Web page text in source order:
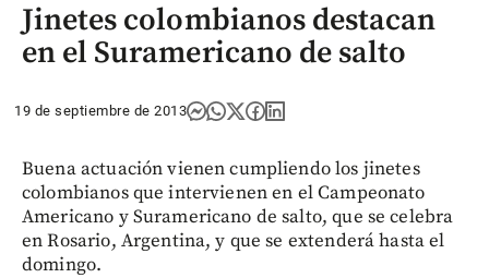
Jinetes colombianos destacan
en el Suramericano de salto
19 de septiembre de 2013
Buena actuación vienen cumpliendo los jinetes
colombianos que intervienen en el Campeonato
Americano y Suramericano de salto, que se celebra
en Rosario, Argentina, y que se extenderá hasta el
domingo.